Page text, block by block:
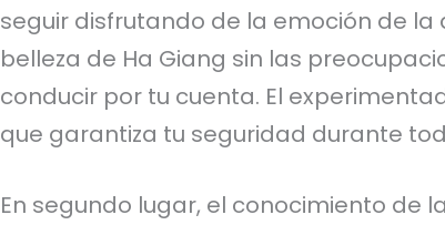
seguir disfrutando de la emoción de
belleza de Ha Giang sin las
conducir por tu cuenta. El
que garantiza tu seguridad durante
En segundo lugar, el conocimiento de